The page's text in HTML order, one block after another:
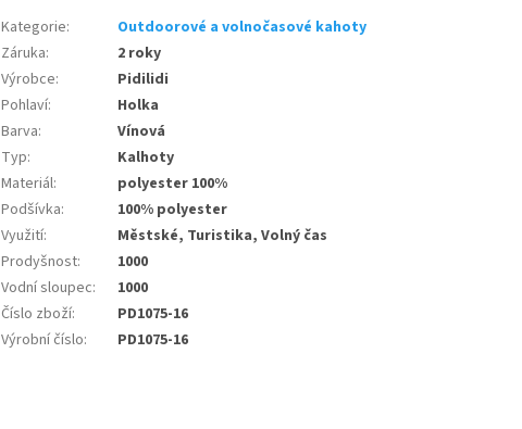
Kategorie:
Outdoorové a volnočasové kahoty
Záruka:
2 roky
Výrobce:
Pidilidi
Pohlaví:
Holka
Barva:
Vínová
Typ:
Kalhoty
Materiál:
polyester 100%
Podšívka:
100% polyester
Využití:
Městské, Turistika, Volný čas
Prodyšnost:
1000
Vodní sloupec:
1000
Číslo zboží:
PD1075-16
Výrobní číslo: PD1075-16